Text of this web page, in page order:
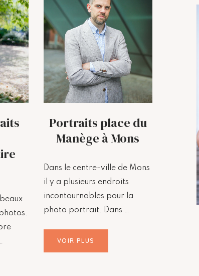
Portraits place du
Manège à Mons
Dans le centre-ville de Mons
il y a plusieurs endroits
incontournables pour la
photo portrait. Dans …
VOIR PLUS